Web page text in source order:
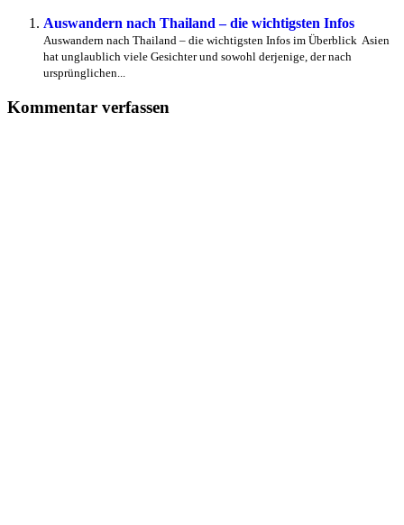
Auswandern nach Thailand – die wichtigsten Infos
Auswandern nach Thailand – die wichtigsten Infos im Überblick Asien
hat unglaublich viele Gesichter und sowohl derjenige, der nach
ursprünglichen...
Kommentar verfassen